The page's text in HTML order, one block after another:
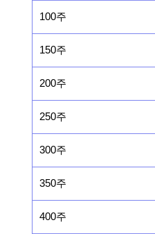
100주
150주
200주
250주
300주
350주
400주